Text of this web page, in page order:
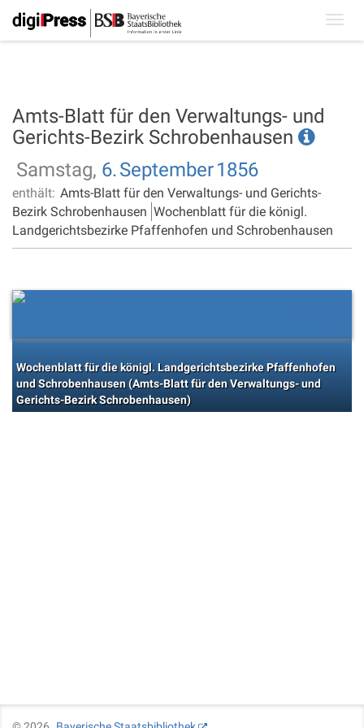
Amts-Blatt für den Verwaltungs- und
Gerichts-Bezirk Schrobenhausen
Samstag, 6.September1856
enthält: Amts-Blatt für den Verwaltungs- und Gerichts-
Bezirk Schrobenhausen Wochenblatt für die königl.
Landgerichtsbezirke Pfaffenhofen und Schrobenhausen
Wochenblatt für die königl. Landgerichtsbezirke Pfaffenhofen
und Schrobenhausen (Amts-Blatt für den Verwaltungs- und
Gerichts-Bezirk Schrobenhausen)